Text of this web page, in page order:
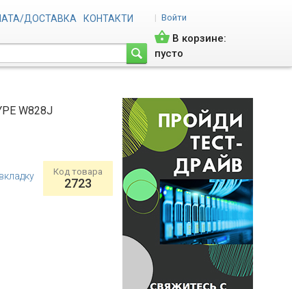
ДОСТАВКА
КОНТАКТИ
| Войти
В корзине:
пусто
W828J
Код товара
2723